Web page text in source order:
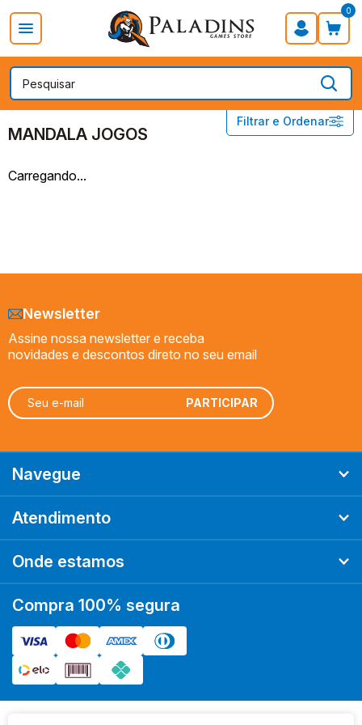
0
PROMOÇÃO DIA DOS PAIS Board Games Card Games
Filtrar e Ordenar
EDITORAS
MANDALA JOGOS
ACE STUDIOS
CRYPTOZOIC
EDITORA SHERLOCK S.A.
ESTRELA
FANTASY FLIGHT GAMES
FIRE ON BOARD
FLICK GAME STUDIO
GIGANTE JOGOS
GROK GAMES
GROW
HISTERIA
KRONOS GAMES
MANDALA JOGOS
MEEPLE BR
MEEPLE BR JOGOS
MS JOGOS
OCTO LUDUSTUDIO
MANDALA JOGOS
Carregando...
Newsletter
Assine nossa newsletter e receba
novidades e descontos direto no seu email
Navegue
Atendimento
Onde estamos
Compra 100% segura